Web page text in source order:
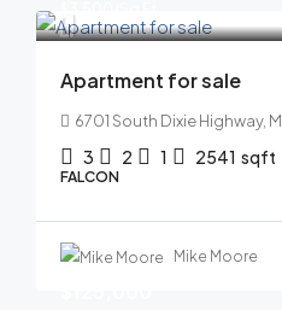
Apartment for sale
6701 South Dixie Highway,
3 2 1 2541 sqft
FALCON
Mike Moore